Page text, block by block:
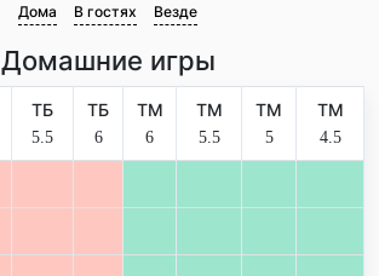
Дома В гостях Везде
Домашние игры
ТБ
5.5
ТБ
6
ТМ
6
ТМ
5.5
ТМ
5
ТМ
4.5